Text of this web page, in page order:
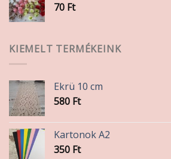
70 Ft
KIEMELT TERMÉKEINK
Ekrü 10 cm
580 Ft
Kartonok A2
350 Ft